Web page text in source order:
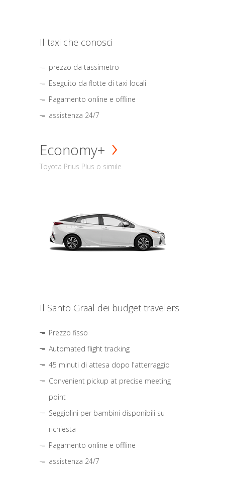
Il taxi che conosci
prezzo da tassimetro
Eseguito da flotte di taxi locali
Pagamento online e offline
assistenza 24/7
Economy+
Toyota Prius Plus o simile
Il Santo Graal dei budget travelers
Prezzo fisso
Automated flight tracking
45 minuti di attesa dopo l'atterraggio
Convenient pickup at precise meeting
point
Seggiolini per bambini disponibili su
richiesta
Pagamento online e offline
assistenza 24/7